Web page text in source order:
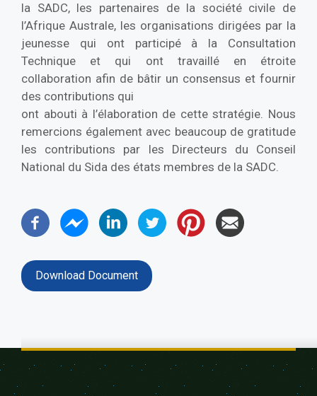
la SADC, les partenaires de la société civile de
l’Afrique Australe, les organisations dirigées par la
jeunesse qui ont participé à la Consultation
Technique et qui ont travaillé en étroite
collaboration afin de bâtir un consensus et fournir
des contributions qui
ont abouti à l’élaboration de cette stratégie. Nous
remercions également avec beaucoup de gratitude
les contributions par les Directeurs du Conseil
National du Sida des états membres de la SADC.
Download Document